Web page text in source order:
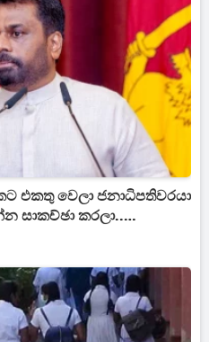
එකතු වෙලා ජනාධිපතිවරයා
කරලා..
සම්බන්ධයෙන් අතිශය